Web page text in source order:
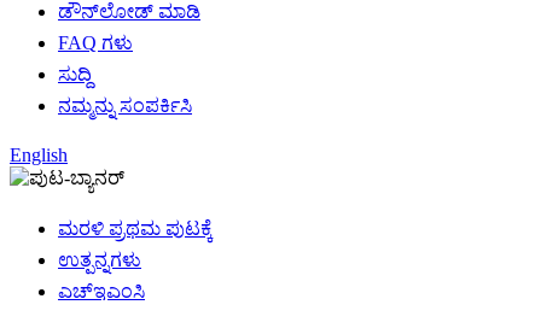
ಡೌನ್‌ಲೋಡ್ ಮಾಡಿ
FAQ ಗಳು
ಸುದ್ದಿ
ನಮ್ಮನ್ನು ಸಂಪರ್ಕಿಸಿ
English
ಮರಳಿ ಪ್ರಥಮ ಪುಟಕ್ಕೆ
ಉತ್ಪನ್ನಗಳು
ಎಚ್‌ಇಎಂಸಿ